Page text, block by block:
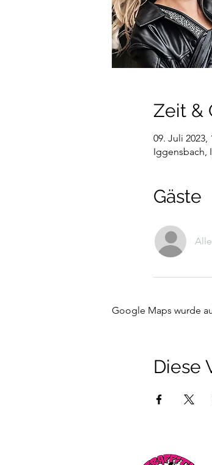
Zeit &
09. Juli 2023,
Iggensbach,
Gäste
Google Maps wurde
Diese